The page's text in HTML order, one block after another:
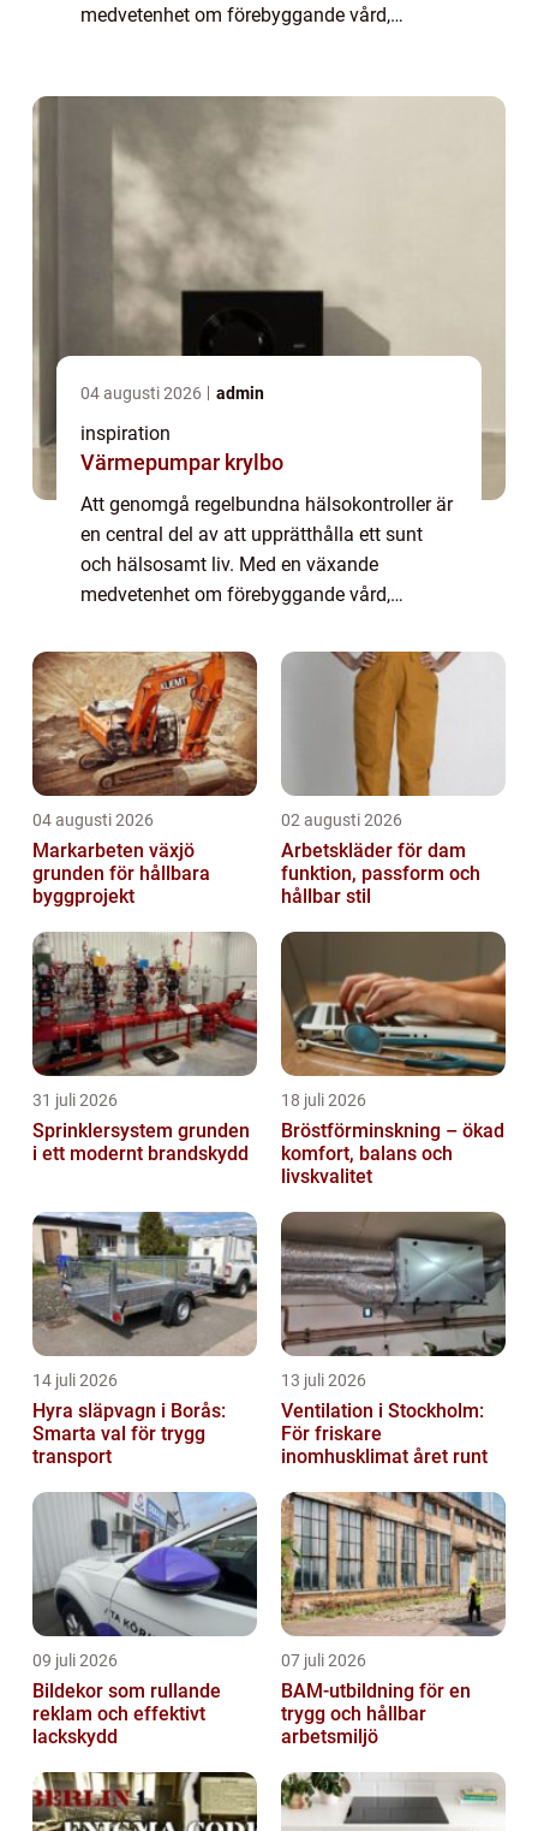
medvetenhet om förebyggande vård,
04 augusti 2026 admin
inspiration
Värmepumpar krylbo
Att genomgå regelbundna hälsokontroller är
en central del av att upprätthålla ett sunt
och hälsosamt liv. Med en växande
medvetenhet om förebyggande vård,
verktyg för tidig upptäckt av potentiella
sjukdomar. G...
04 augusti 2026
Markarbeten växjö
grunden för hållbara
byggprojekt
02 augusti 2026
Arbetskläder för dam
funktion, passform och
hållbar stil
31 juli 2026
Sprinklersystem grunden
i ett modernt brandskydd
18 juli 2026
Bröstförminskning – ökad
komfort, balans och
livskvalitet
14 juli 2026
Hyra släpvagn i Borås:
Smarta val för trygg
transport
13 juli 2026
Ventilation i Stockholm:
För friskare
inomhusklimat året runt
09 juli 2026
Bildekor som rullande
reklam och effektivt
lackskydd
07 juli 2026
BAM-utbildning för en
trygg och hållbar
arbetsmiljö